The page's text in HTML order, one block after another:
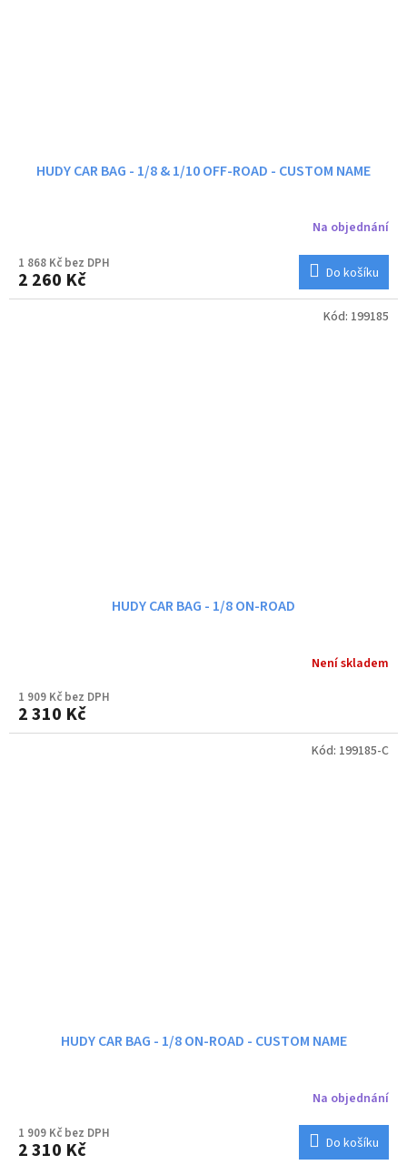
HUDY CAR BAG - 1/8 & 1/10 OFF-ROAD - CUSTOM NAME
Na objednání
1 868 Kč bez DPH
2 260 Kč Do košíku
HUDY CAR BAG - 1/8 ON-ROAD
Není skladem
1 909 Kč bez DPH
2 310 Kč
Kód: 199185
HUDY CAR BAG - 1/8 ON-ROAD - CUSTOM NAME
Na objednání
1 909 Kč bez DPH
2 310 Kč Do košíku
Kód: 199185-C